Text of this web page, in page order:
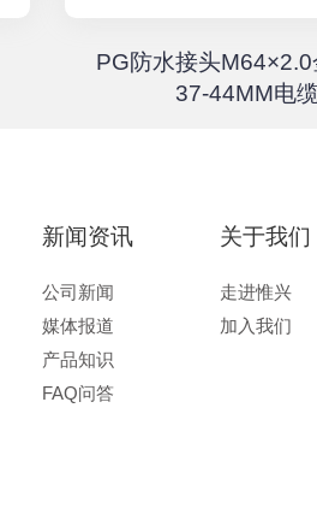
PG防水接头M64×2.0
37-44MM电
新闻资讯
公司新闻
媒体报道
产品知识
FAQ问答
关于我们
走进惟兴
加入我们